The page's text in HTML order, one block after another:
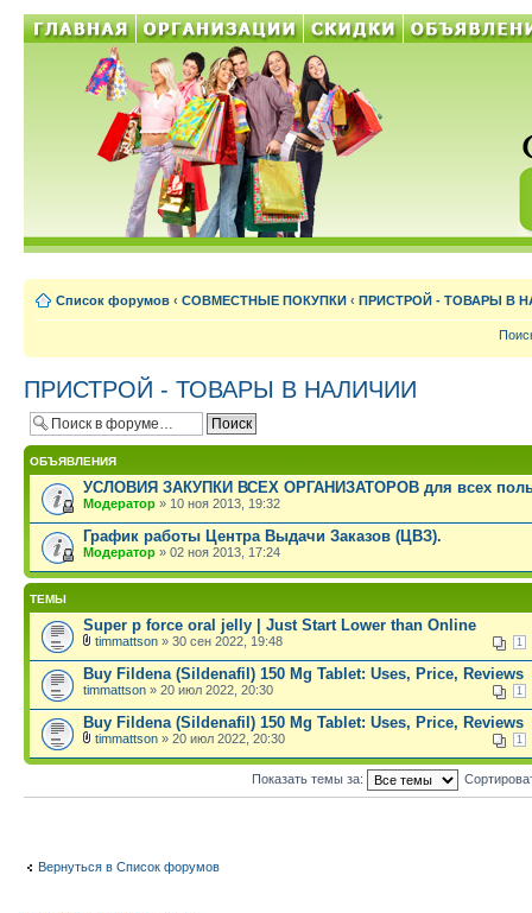
Список форумов ‹ СОВМЕСТНЫЕ ПОКУПКИ ‹ ПРИСТРОЙ - ТОВАРЫ В
ПРИСТРОЙ - ТОВАРЫ В НАЛИЧИИ
ОБЪЯВЛЕНИЯ
УСЛОВИЯ ЗАКУПКИ ВСЕХ ОРГАНИЗАТОРОВ для всех
Модератор » 10 ноя 2013, 19:32
График работы Центра Выдачи Заказов (ЦВЗ).
Модератор » 02 ноя 2013, 17:24
ТЕМЫ
Super p force oral jelly | Just Start Lower than Online
1
timmattson » 30 сен 2022, 19:48
Buy Fildena (Sildenafil) 150 Mg Tablet: Uses, Price, Reviews
1
timmattson » 20 июл 2022, 20:30
Buy Fildena (Sildenafil) 150 Mg Tablet: Uses, Price, Reviews
1
timmattson » 20 июл 2022, 20:30
Показать темы за:
Вернуться в Список форумов